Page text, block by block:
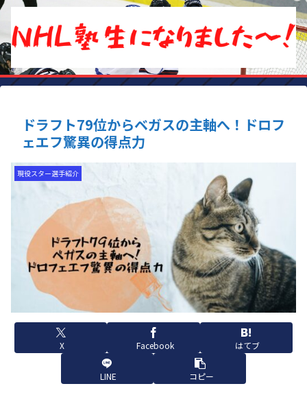
ドラフト79位からベガスの主軸へ！ドロフ
ェエフ驚異の得点力
現役スター選手紹介
X Facebook はてブ
LINE コピー